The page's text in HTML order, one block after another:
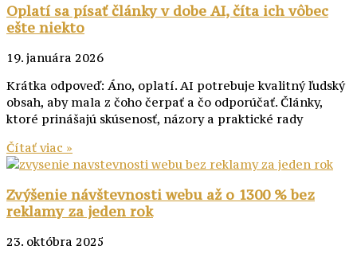
Oplatí sa písať články v dobe AI, číta ich vôbec
ešte niekto
19. januára 2026
Krátka odpoveď: Áno, oplatí. AI potrebuje kvalitný ľudský
obsah, aby mala z čoho čerpať a čo odporúčať. Články,
ktoré prinášajú skúsenosť, názory a praktické rady
Čítať viac »
Zvýšenie návštevnosti webu až o 1300 % bez
reklamy za jeden rok
23. októbra 2025